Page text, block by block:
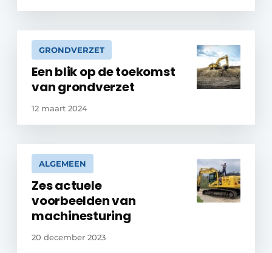
GRONDVERZET
Een blik op de toekomst
van grondverzet
12 maart 2024
ALGEMEEN
Zes actuele
voorbeelden van
machinesturing
20 december 2023